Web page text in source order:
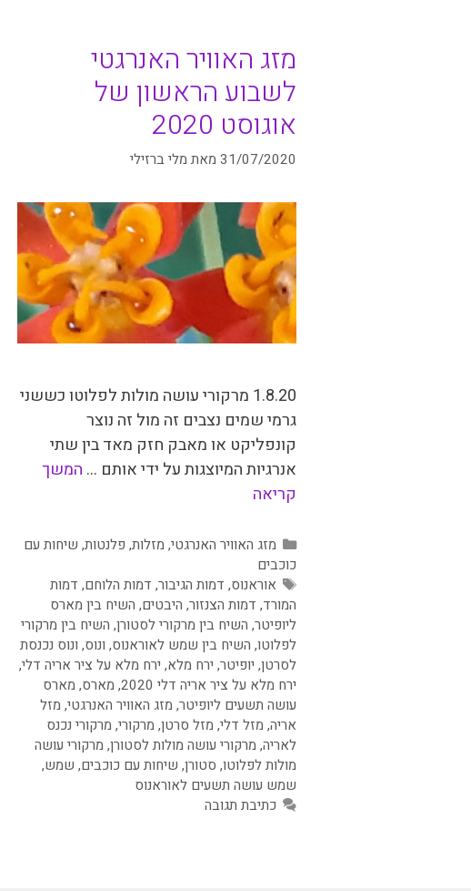
מזג האוויר האנרגטי
לשבוע הראשון של
אוגוסט 2020
31/07/2020 מאת מלי ברזילי
1.8.20 מרקורי עושה מולות לפלוטו כששני
גרמי שמים נצבים זה מול זה נוצר
קונפליקט או מאבק חזק מאד בין שתי
אנרגיות המיוצגות על ידי אותם … המשך
קריאה
קטגוריות
מזג האוויר האנרגטי, מזלות, פלנטות, שיחות עם
כוכבים
תגיות
אוראנוס, דמות הגיבור, דמות הלוחם, דמות
המורד, דמות הצנזור, היבטים, השיח בין מארס
ליופיטר, השיח בין מרקורי לסטורן, השיח בין מרקורי
לפלוטו, השיח בין שמש לאוראנוס, ונוס, ונוס נכנסת
לסרטן, יופיטר, ירח מלא, ירח מלא על ציר אריה דלי,
ירח מלא על ציר אריה דלי 2020
, מארס, מארס
עושה תשעים ליופיטר, מזג האוויר האנרגטי, מזל
אריה, מזל דלי, מזל סרטן, מרקורי, מרקורי נכנס
לאריה, מרקורי עושה מולות לסטורן, מרקורי עושה
מולות לפלוטו, סטורן, שיחות עם כוכבים, שמש,
שמש עושה תשעים לאוראנוס
כתיבת תגובה